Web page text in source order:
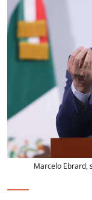
Marcelo Ebrard,